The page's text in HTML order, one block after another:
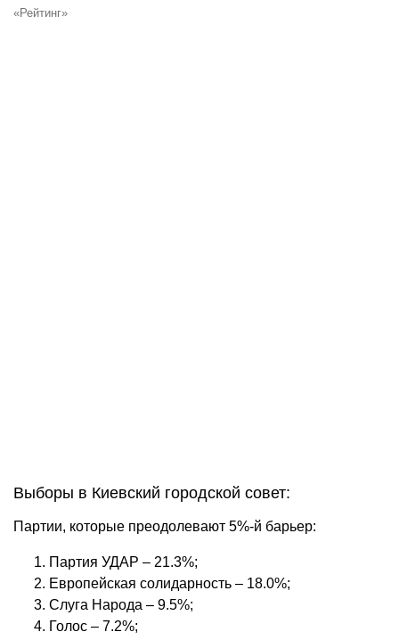
«Рейтинг»
Выборы в Киевский городской совет:
Партии, которые преодолевают 5%-й барьер:
Партия УДАР – 21.3%;
Европейская солидарность – 18.0%;
Слуга Народа – 9.5%;
Голос – 7.2%;